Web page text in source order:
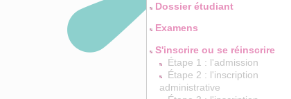
Dossier étudiant
Examens
S'inscrire ou se réinscrire
Étape 1 : l'admission
Étape 2 : l'inscription
administrative